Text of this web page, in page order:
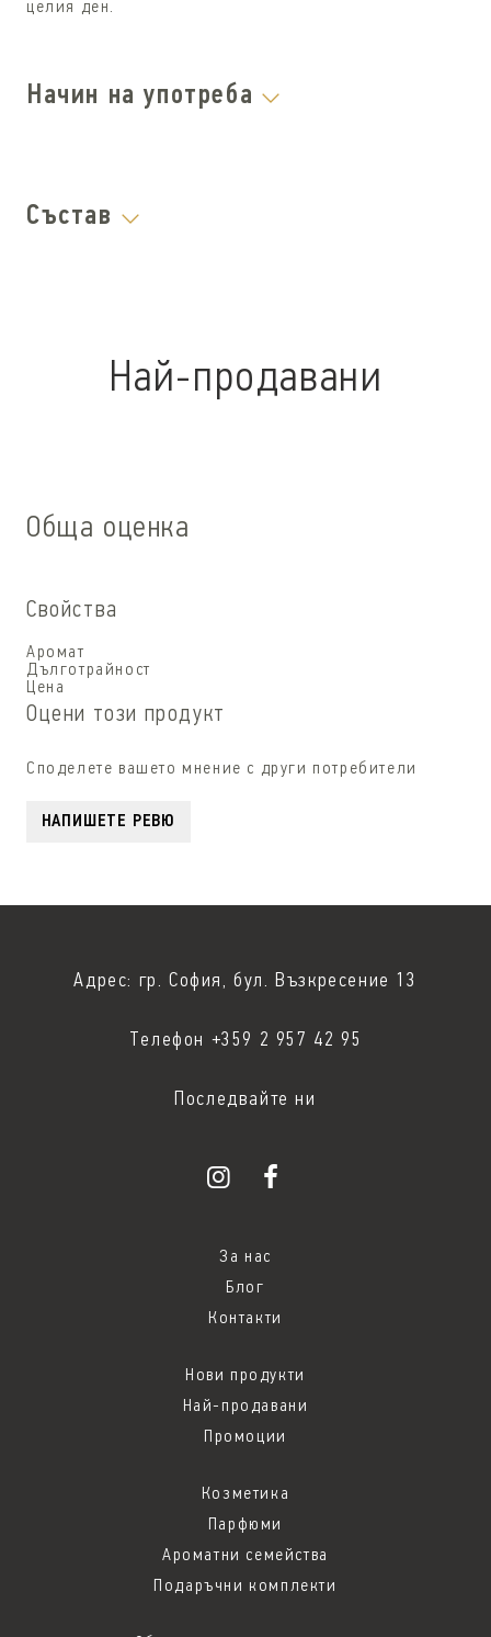
целия ден.
Начин на употреба
Състав
Най-продавани
Обща оценка
Свойства
Аромат
Дълготрайност
Цена
Оцени този продукт
Споделете вашето мнение с други потребители
НАПИШЕТЕ РЕВЮ
Адрес: гр. София, бул. Възкресение 13
Телефон +359 2 957 42 95
Последвайте ни
За нас
Блог
Контакти
Нови продукти
Най-продавани
Промоции
Козметика
Парфюми
Ароматни семейства
Подаръчни комплекти